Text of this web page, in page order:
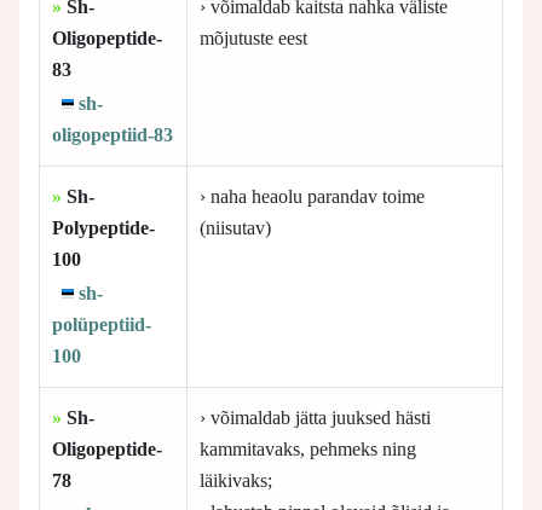
» Sh-
Oligopeptide-
83
sh-
oligopeptiid-83
› võimaldab kaitsta nahka väliste
mõjutuste eest
» Sh-
Polypeptide-
100
sh-
polüpeptiid-
100
› naha heaolu parandav toime
(niisutav)
» Sh-
Oligopeptide-
78
› võimaldab jätta juuksed hästi
kammitavaks, pehmeks ning
läikivaks;